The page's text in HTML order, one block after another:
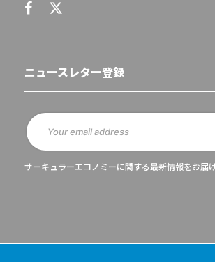
ニュースレター登録
サーキュラーエコノミーに関する最新情報をお届け